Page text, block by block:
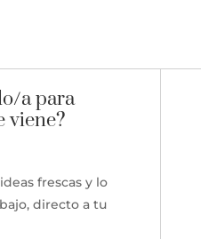
a para
viene?
frescas y lo
directo a tu